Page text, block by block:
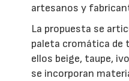
artesanos y
La propuesta se
paleta cromática de
ellos beige, taupe,
se incorporan